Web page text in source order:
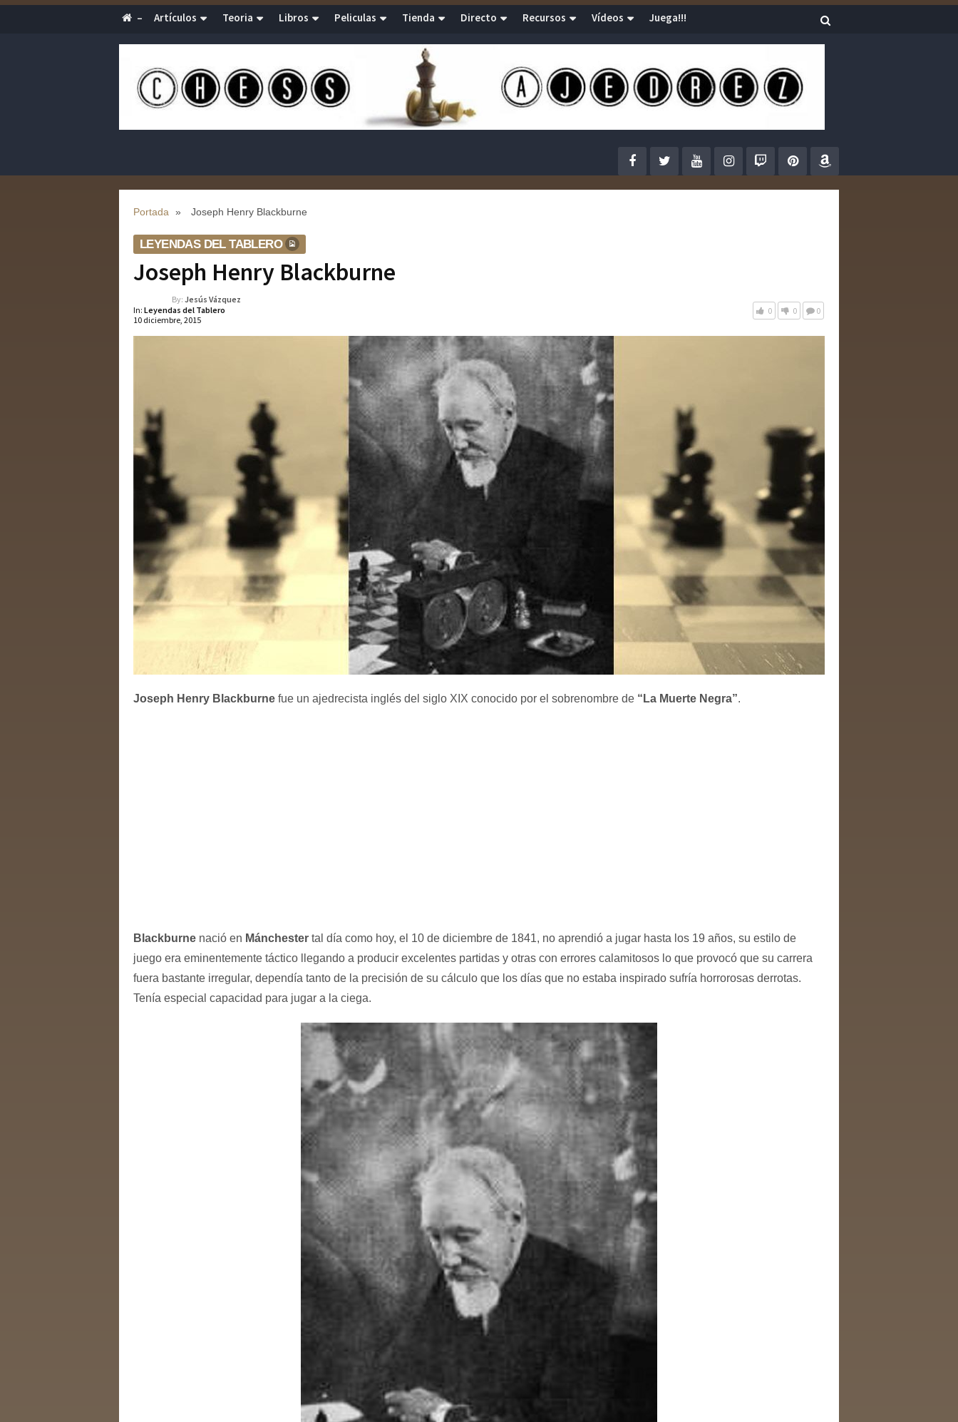
– Artículos Teoria Libros Peliculas Tienda Directo Recursos Vídeos Juega!!!
Portada » Joseph Henry Blackburne
LEYENDAS DEL TABLERO
Joseph Henry Blackburne
By: Jesús Vázquez
In: Leyendas del Tablero
10 diciembre, 2015
0 0 0
Joseph Henry Blackburne fue un ajedrecista inglés del siglo XIX conocido por el sobrenombre de “La Muerte Negra”.
Blackburne nació en Mánchester tal día como hoy, el 10 de diciembre de 1841, no aprendió a jugar hasta los 19 años, su estilo de
juego era eminentemente táctico llegando a producir excelentes partidas y otras con errores calamitosos lo que provocó que su carrera
fuera bastante irregular, dependía tanto de la precisión de su cálculo que los días que no estaba inspirado sufría horrorosas derrotas.
Tenía especial capacidad para jugar a la ciega.